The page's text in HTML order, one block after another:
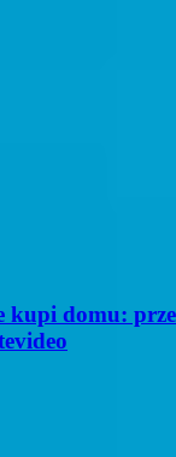
kupi domu: